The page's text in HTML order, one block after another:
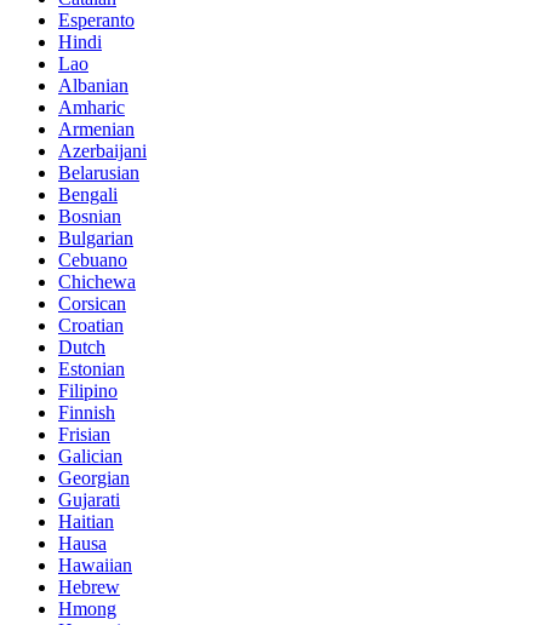
Esperanto
Hindi
Lao
Albanian
Amharic
Armenian
Azerbaijani
Belarusian
Bengali
Bosnian
Bulgarian
Cebuano
Chichewa
Corsican
Croatian
Dutch
Estonian
Filipino
Finnish
Frisian
Galician
Georgian
Gujarati
Haitian
Hausa
Hawaiian
Hebrew
Hmong